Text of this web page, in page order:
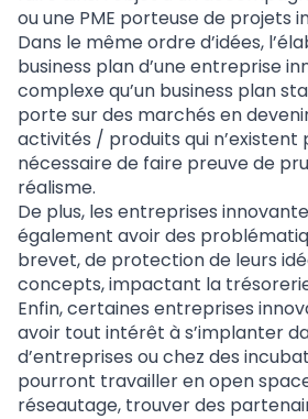
ou une PME porteuse de projets
Dans le même ordre d’idées,
business plan d’une entreprise
complexe qu’un business plan
porte sur des marchés en
activités / produits qui n’existent
nécessaire de faire preuve de
réalisme.
De plus, les entreprises
également avoir des
brevet, de protection de leurs
concepts, impactant la
Enfin, certaines entreprises
avoir tout intérêt à s’implanter
d’entreprises ou chez des
pourront travailler en open
réseautage, trouver des